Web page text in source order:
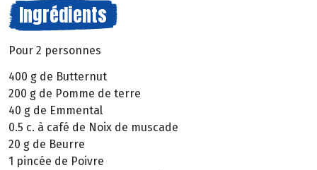
Ingrédients
Pour 2 personnes
400 g de Butternut
200 g de Pomme de terre
40 g de Emmental
0.5 c. à café de Noix de muscade
20 g de Beurre
1 pincée de Poivre